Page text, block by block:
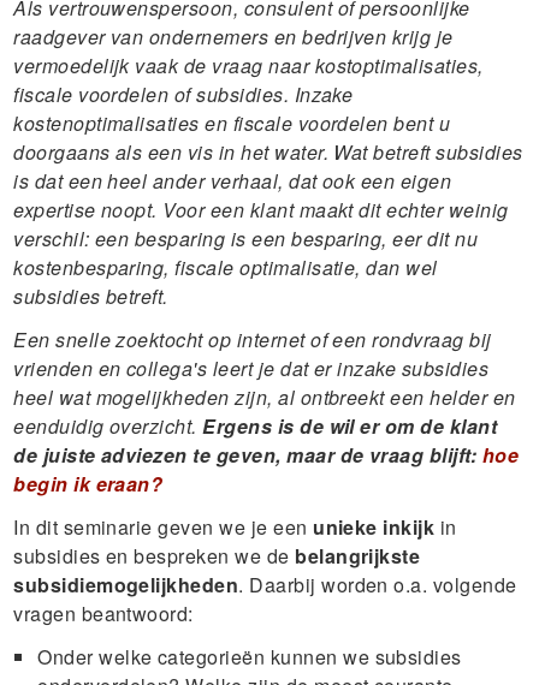
Als vertrouwenspersoon, consulent of persoonlijke
raadgever van ondernemers en bedrijven krijg je
vermoedelijk vaak de vraag naar kostoptimalisaties,
fiscale voordelen of subsidies. Inzake
kostenoptimalisaties en fiscale voordelen bent u
doorgaans als een vis in het water. Wat betreft subsidies
is dat een heel ander verhaal, dat ook een eigen
expertise noopt. Voor een klant maakt dit echter weinig
verschil: een besparing is een besparing, eer dit nu
kostenbesparing, fiscale optimalisatie, dan wel
subsidies betreft.
Een snelle zoektocht op internet of een rondvraag bij
vrienden en collega's leert je dat er inzake subsidies
heel wat mogelijkheden zijn, al ontbreekt een helder en
eenduidig overzicht.Ergens is de wil er om de klant
de juiste adviezen te geven, maar de vraag blijft: hoe
begin ik eraan?
In dit seminarie geven we je een unieke inkijk in
subsidies en bespreken we de belangrijkste
subsidiemogelijkheden. Daarbij worden o.a. volgende
vragen beantwoord:
Onder welke categorieën kunnen we subsidies